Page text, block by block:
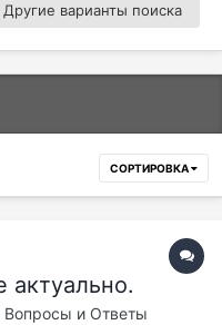
Другие варианты поиска
СОРТИРОВКА
актуально.
Вопросы и Ответы